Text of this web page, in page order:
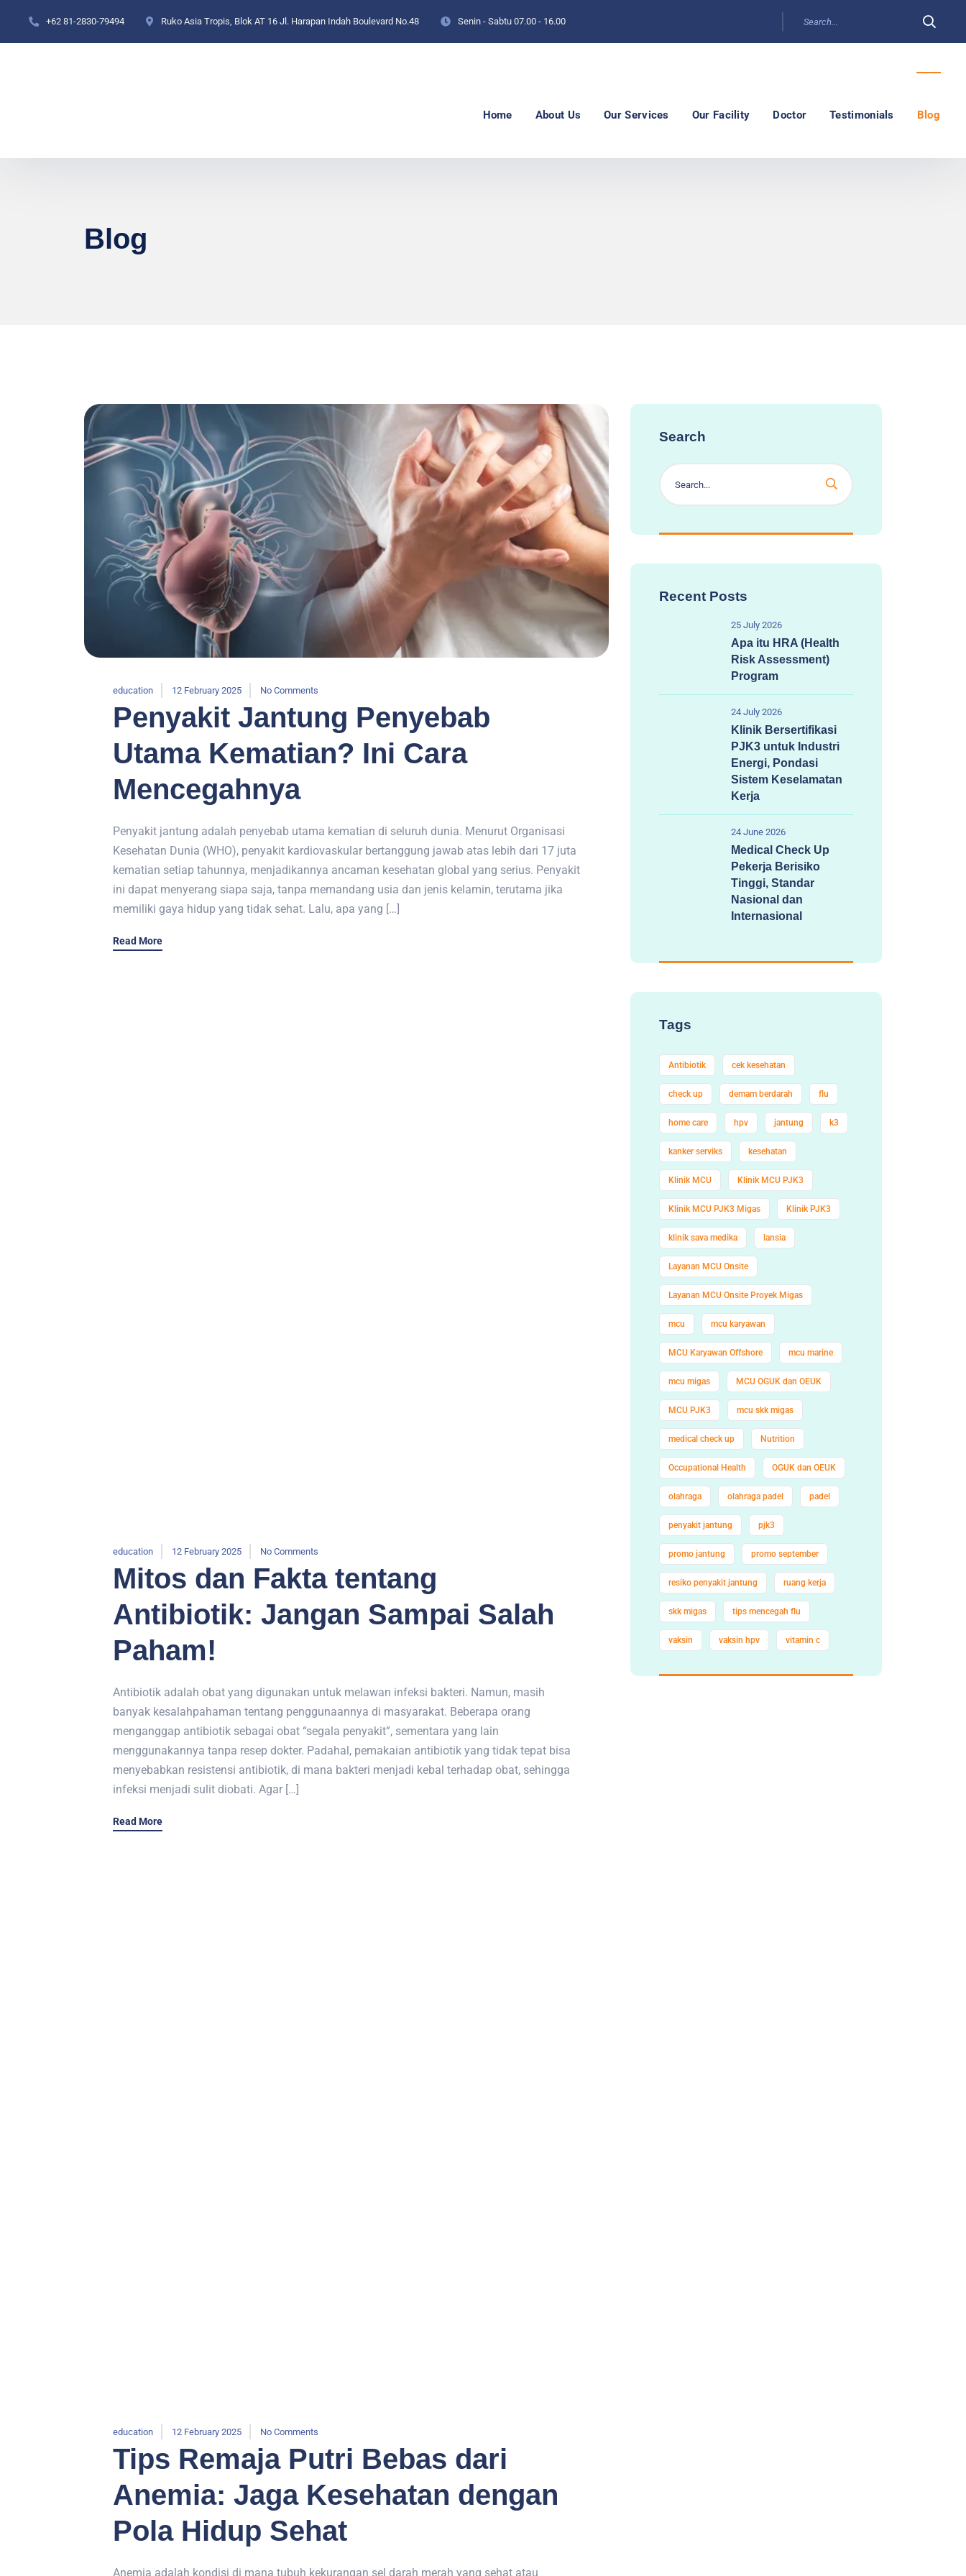
+62 81-2830-79494 Ruko Asia Tropis, Blok AT 16 Jl. Harapan Indah Boulevard No.48 Senin - Sabtu 07.00 - 16.00
Home About Us Our Services Our Facility Doctor Testimonials Blog
Blog
education 12 February 2025 No Comments
Penyakit Jantung Penyebab
Utama Kematian? Ini Cara
Mencegahnya
Penyakit jantung adalah penyebab utama kematian di seluruh dunia. Menurut Organisasi
Kesehatan Dunia (WHO), penyakit kardiovaskular bertanggung jawab atas lebih dari 17 juta
kematian setiap tahunnya, menjadikannya ancaman kesehatan global yang serius. Penyakit
ini dapat menyerang siapa saja, tanpa memandang usia dan jenis kelamin, terutama jika
memiliki gaya hidup yang tidak sehat. Lalu, apa yang […]
Read More
education 12 February 2025 No Comments
Mitos dan Fakta tentang
Antibiotik: Jangan Sampai Salah
Paham!
Antibiotik adalah obat yang digunakan untuk melawan infeksi bakteri. Namun, masih
banyak kesalahpahaman tentang penggunaannya di masyarakat. Beberapa orang
menganggap antibiotik sebagai obat “segala penyakit”, sementara yang lain
menggunakannya tanpa resep dokter. Padahal, pemakaian antibiotik yang tidak tepat bisa
menyebabkan resistensi antibiotik, di mana bakteri menjadi kebal terhadap obat, sehingga
infeksi menjadi sulit diobati. Agar […]
Read More
education 12 February 2025 No Comments
Tips Remaja Putri Bebas dari
Anemia: Jaga Kesehatan dengan
Pola Hidup Sehat
Anemia adalah kondisi di mana tubuh kekurangan sel darah merah yang sehat atau
Search
Recent Posts
25 July 2026
Apa itu HRA (Health
Risk Assessment)
Program
24 July 2026
Klinik Bersertifikasi
PJK3 untuk Industri
Energi, Pondasi
Sistem Keselamatan
Kerja
24 June 2026
Medical Check Up
Pekerja Berisiko
Tinggi, Standar
Nasional dan
Internasional
Tags
Antibiotik cek kesehatan
check up demam berdarah flu
home care hpv jantung k3
kanker serviks kesehatan
Klinik MCU Klinik MCU PJK3
Klinik MCU PJK3 Migas Klinik PJK3
klinik sava medika lansia
Layanan MCU Onsite
Layanan MCU Onsite Proyek Migas
mcu mcu karyawan
MCU Karyawan Offshore mcu marine
mcu migas MCU OGUK dan OEUK
MCU PJK3 mcu skk migas
medical check up Nutrition
Occupational Health OGUK dan OEUK
olahraga olahraga padel padel
penyakit jantung pjk3
promo jantung promo september
resiko penyakit jantung ruang kerja
skk migas tips mencegah flu
vaksin vaksin hpv vitamin c